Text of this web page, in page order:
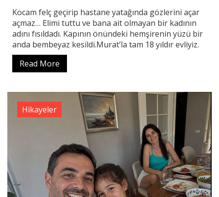
Kocam felç geçirip hastane yatağında gözlerini açar
açmaz… Elimi tuttu ve bana ait olmayan bir kadının
adını fısıldadı. Kapının önündeki hemşirenin yüzü bir
anda bembeyaz kesildi.Murat’la tam 18 yıldır evliyiz.
Read More
Hikayeler